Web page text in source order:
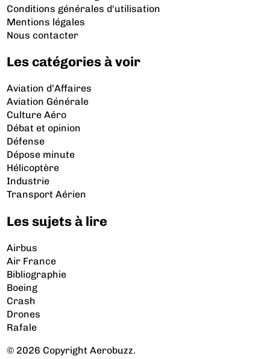
Conditions générales d'utilisation
Mentions légales
Nous contacter
Les catégories à voir
Aviation d’Affaires
Aviation Générale
Culture Aéro
Débat et opinion
Défense
Dépose minute
Hélicoptère
Industrie
Transport Aérien
Les sujets à lire
Airbus
Air France
Bibliographie
Boeing
Crash
Drones
Rafale
© 2026 Copyright Aerobuzz.